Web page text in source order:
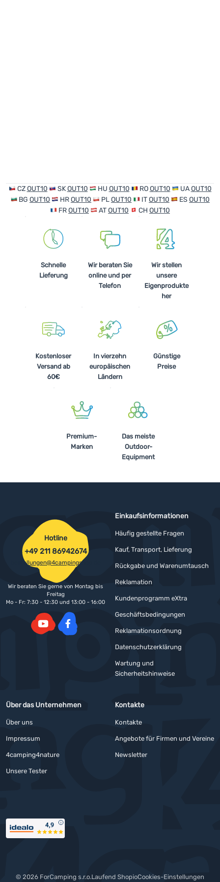
CZOUT10 SKOUT10 HU OUT10 ROOUT10 UAOUT10
BG OUT10 HROUT10 PLOUT10 ITOUT10 ES OUT10
FROUT10 ATOUT10 CH OUT10
Schnelle
Lieferung
Wir beraten Sie
online und per
Telefon
Wir stellen
unsere
Eigenprodukte
her
Kostenloser
Versand ab
60€
In vierzehn
europäischen
Ländern
Günstige
Preise
Premium-
Marken
Das meiste
Outdoor-
Equipment
Einkaufsinformationen
Häufig gestellte Fragen
Kauf, Transport, Lieferung
Rückgabe und Warenumtausch
Reklamation
Kundenprogramm eXtra
Geschäftsbedingungen
Reklamationsordnung
Datenschutzerklärung
Wartung und
Sicherheitshinweise
Über das Unternehmen
Über uns
Impressum
4camping4nature
Unsere Tester
Kontakte
Kontakte
Angebote für Firmen und Vereine
Newsletter
Hotline
+49 211 86942674
bestellungen@4campingshop.de
Wir beraten Sie gerne von Montag bis
Freitag
Mo - Fr: 7:30 - 12:30 und 13:00 - 16:00
Auszeichnungen
© 2026 ForCamping s.r.o. laufend ShopioCookies-Einstellungen